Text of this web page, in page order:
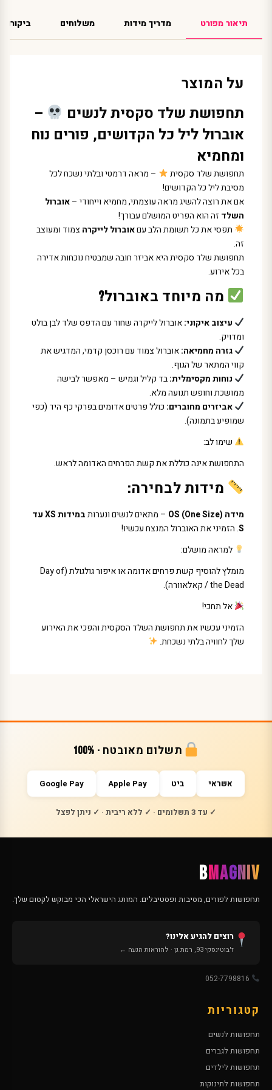
תיאור מפורט מדריך מידות משלוחים ביקורות
על המוצר
תחפושת שלד סקסית לנשים
–
אוברול ליל כל הקדושים, פורים נוח
ומחמיא
תחפושת שלד סקסית
– מראה דרמטי ובלתי נשכח לכל
מסיבת ליל כל הקדושים!
אם את רוצה להשיג מראה עוצמתי, מחמיא וייחודי –אוברול
השלד זה הוא הפריט המושלם עבורך!
תפסי את כל תשומת הלב עםאוברול לייקרהצמוד ומעוצב
זה.
תחפושת שלד סקסית היא אביזר חובה שמבטיח נוכחות אדירה
בכל אירוע.
מה מיוחד באוברול?
עיצוב איקוני:אוברול לייקרה שחור עם הדפס שלד לבן בולט
ומדויק.
גזרה מחמיאה:אוברול צמוד עם רוכסן קדמי, המדגיש את
קווי המתאר של הגוף.
נוחות מקסימלית:בד קליל וגמיש – מאפשר לבישה
ממושכת וחופש תנועה מלא.
אביזרים מחוברים: כולל פרטים אדומים בפרקי כף היד (כפי
שמופיע בתמונה).
שימו לב:
התחפושת אינה כוללת את קשת הפרחים האדומה לראש.
מידות לבחירה:
מידה OS (One Size) – מתאים לנשים ונערות
במידות XS עד
S. הזמיני את האוברול המנצח עכשיו!
למראה מושלם:
מומלץ להוסיף קשת פרחים אדומה או איפור גולגולת (Day of
the Dead / קאלאוורה).
אל תחכי!
הזמיני עכשיו את תחפושת השלד הסקסית והפכי את האירוע
שלך לחוויה בלתי נשכחת.
תשלום מאובטח · 100%
אשראי ביט Apple Pay
Google Pay
✓ עד 3 תשלומים · ✓ ללא ריבית · ✓ ניתן לפצל
BMAGNIV
תחפושות לפורים, מסיבות ופסטיבלים. המותג הישראלי הכי מבוקש לקסום שלך.
רוצים להגיע אלינו?
ז'בוטינסקי 93, רמת גן · להוראות הגעה ←
קטגוריות
תחפושות לנשים
תחפושות לגברים
תחפושות לילדים
תחפושות לתינוקות